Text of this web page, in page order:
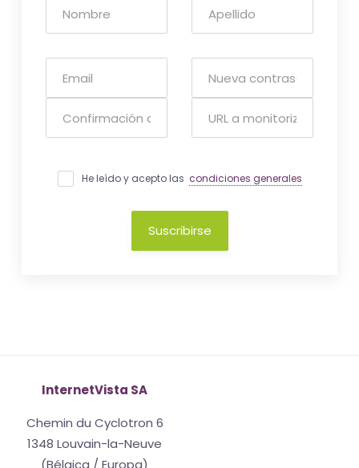
He leído y acepto las condiciones generales
Suscribirse
InternetVista SA
Chemin du Cyclotron 6
1348 Louvain-la-Neuve
(Bélgica / Europa)